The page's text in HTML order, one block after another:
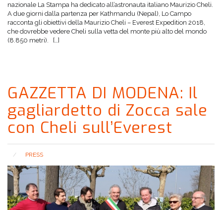
nazionale La Stampa ha dedicato all’astronauta italiano Maurizio Cheli.
A due giorni dalla partenza per Kathmandu (Nepal), Lo Campo
racconta gli obiettivi della Maurizio Cheli – Everest Expedition 2018,
che dovrebbe vedere Cheli sulla vetta del monte più alto del mondo
(8.850 metri). […]
GAZZETTA DI MODENA: Il
gagliardetto di Zocca sale
con Cheli sull’Everest
PRESS